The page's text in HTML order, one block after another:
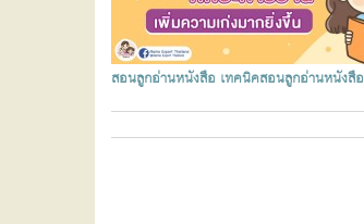
สอนลูกอ่านหนังสือ เทคนิคสอนลูกอ่านหนังสือ